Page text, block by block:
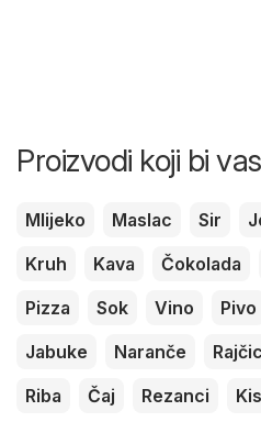
Proizvodi koji bi
Mlijeko Maslac Sir
Kruh
Kava Čokolada
Pizza
Sok Vino Pivo
Jabuke
Naranče
Riba
Čaj Rezanci